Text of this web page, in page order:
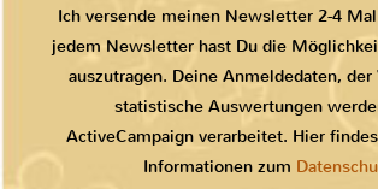
Ich versende meinen Newsletter 2-4
jedem Newsletter hast Du die
auszutragen. Deine Anmeldedaten, der
statistische Auswertungen
ActiveCampaign verarbeitet. Hier
Informationen zum